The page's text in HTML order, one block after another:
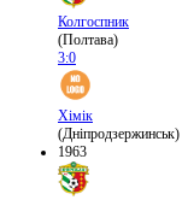
Колгоспник
(Полтава)
3:0
Хімік
(Дніпродзержинськ)
1963